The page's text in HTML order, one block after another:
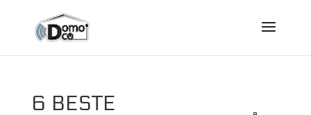
6 BESTE